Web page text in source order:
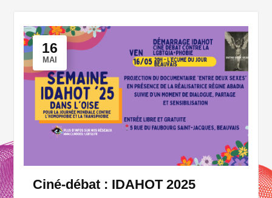
16
MAI
Ciné-débat : IDAHOT 2025